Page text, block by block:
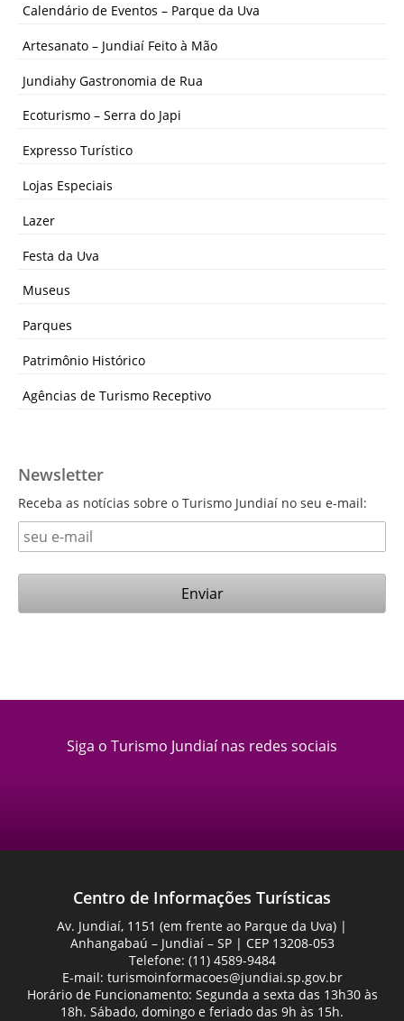
Calendário de Eventos – Parque da Uva
Artesanato – Jundiaí Feito à Mão
Jundiahy Gastronomia de Rua
Ecoturismo – Serra do Japi
Expresso Turístico
Lojas Especiais
Lazer
Festa da Uva
Museus
Parques
Patrimônio Histórico
Agências de Turismo Receptivo
Newsletter
Receba as notícias sobre o Turismo Jundiaí no seu e-mail:
Siga o Turismo Jundiaí nas redes sociais
Centro de Informações Turísticas
Av. Jundiaí, 1151 (em frente ao Parque da Uva) |
Anhangabaú – Jundiaí – SP | CEP 13208-053
Telefone: (11) 4589-9484
E-mail: turismoinformacoes@jundiai.sp.gov.br
Horário de Funcionamento: Segunda a sexta das 13h30 às
18h. Sábado, domingo e feriado das 9h às 15h.